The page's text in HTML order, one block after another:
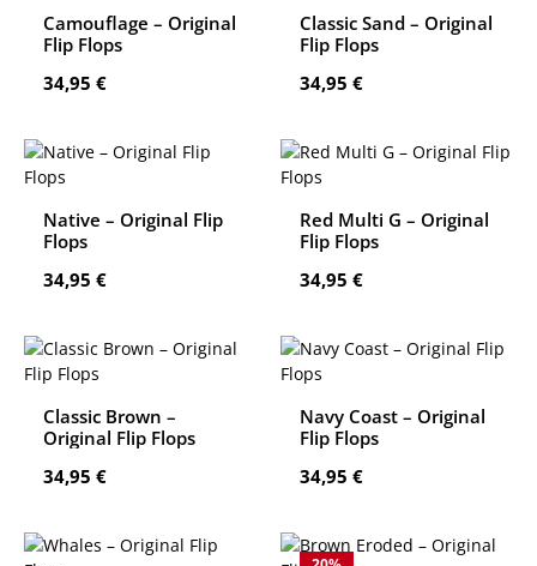
Camouflage – Original
Flip Flops
Regulärer Preis:
34,95 €
Classic Sand – Original
Flip Flops
Regulärer Preis:
34,95 €
Native – Original Flip
Flops
Regulärer Preis:
34,95 €
Red Multi G – Original
Flip Flops
Regulärer Preis:
34,95 €
Classic Brown –
Original Flip Flops
Regulärer Preis:
34,95 €
Navy Coast – Original
Flip Flops
Regulärer Preis:
34,95 €